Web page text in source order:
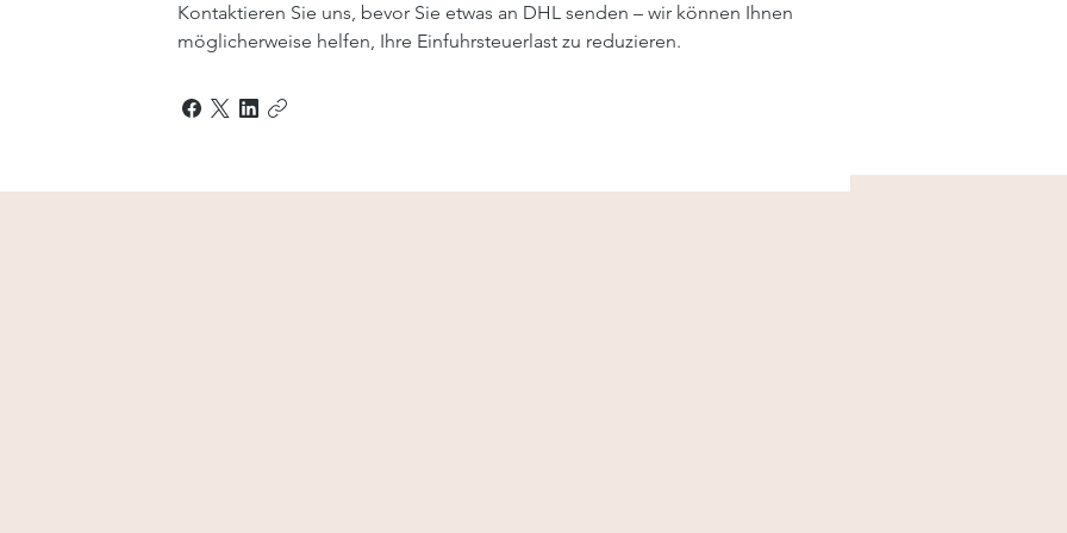
Kontaktieren Sie uns, bevor Sie etwas an DHL senden – wir können Ihnen
möglicherweise helfen, Ihre Einfuhrsteuerlast zu reduzieren.